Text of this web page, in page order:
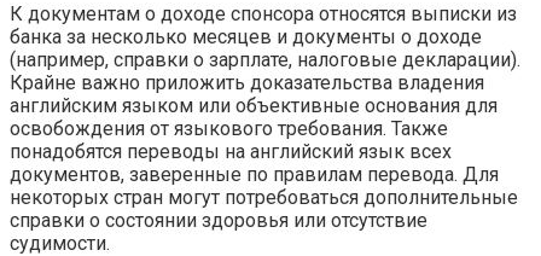
К документам о доходе спонсора относятся выписки из
банка за несколько месяцев и документы о доходе
(например, справки о зарплате, налоговые декларации).
Крайне важно приложить доказательства владения
английским языком или объективные основания для
освобождения от языкового требования. Также
понадобятся переводы на английский язык всех
документов, заверенные по правилам перевода. Для
некоторых стран могут потребоваться дополнительные
справки о состоянии здоровья или отсутствие
судимости.